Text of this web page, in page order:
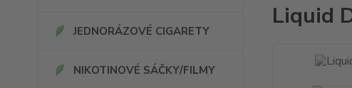
JEDNORÁZOVÉ CIGARETY
NIKOTINOVÉ SÁČKY/FILMY
Liquid